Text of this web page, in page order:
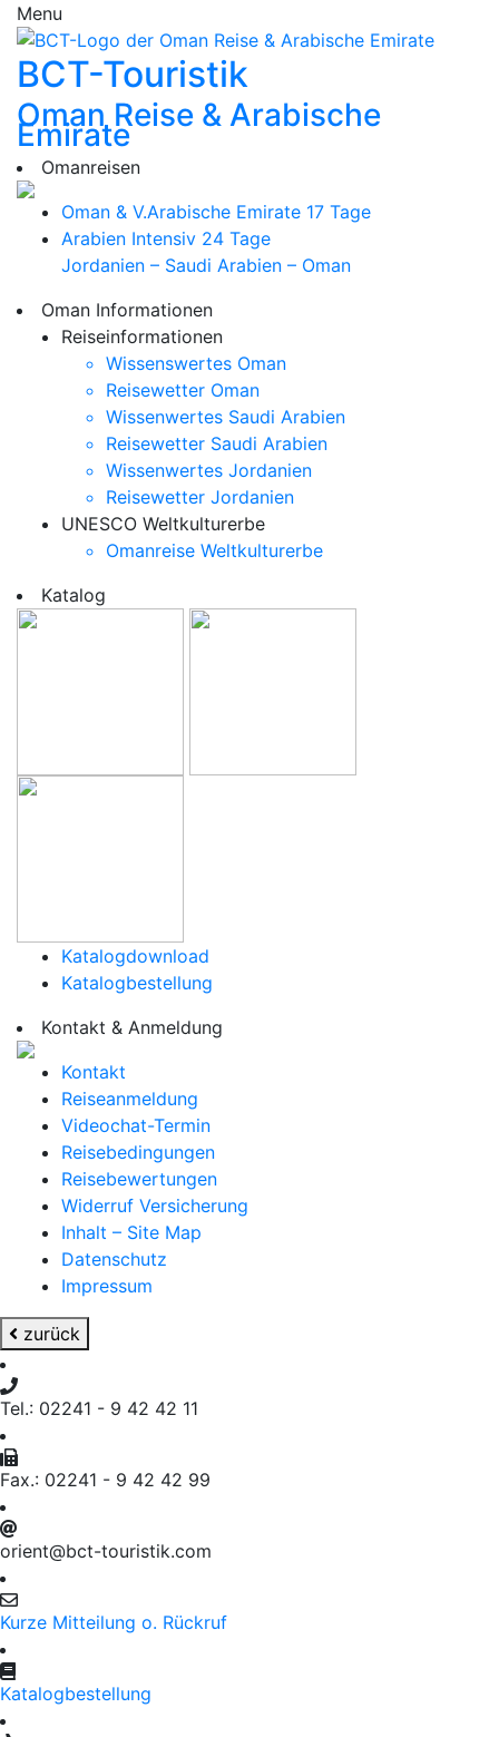
Menu
BCT-Touristik
Oman Reise & Arabische
Emirate
Omanreisen
Oman & V.Arabische Emirate 17 Tage
Arabien Intensiv 24 Tage
Jordanien – Saudi Arabien – Oman
Oman Informationen
Reiseinformationen
Wissenswertes Oman
Reisewetter Oman
Wissenwertes Saudi Arabien
Reisewetter Saudi Arabien
Wissenwertes Jordanien
Reisewetter Jordanien
UNESCO Weltkulturerbe
Omanreise Weltkulturerbe
Katalog
Katalogdownload
Katalogbestellung
Kontakt & Anmeldung
Kontakt
Reiseanmeldung
Videochat-Termin
Reisebedingungen
Reisebewertungen
Widerruf Versicherung
Inhalt – Site Map
Datenschutz
Impressum
zurück
Tel.: 02241 - 9 42 42 11
Fax.: 02241 - 9 42 42 99
orient@bct-touristik.com
Kurze Mitteilung o. Rückruf
Katalogbestellung